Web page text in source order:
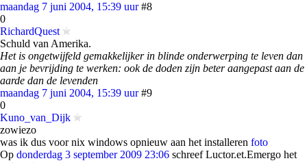
maandag 7 juni 2004, 15:39 uur #8
0
RichardQuest
Schuld van Amerika.
Het is ongetwijfeld gemakkelijker in blinde onderwerping te leven dan
aan je bevrijding te werken: ook de doden zijn beter aangepast aan de
aarde dan de levenden
maandag 7 juni 2004, 15:39 uur #9
0
Kuno_van_Dijk
zowiezo
was ik dus voor nix windows opnieuw aan het installeren foto
Op donderdag 3 september 2009 23:06 schreef Luctor.et.Emergo het